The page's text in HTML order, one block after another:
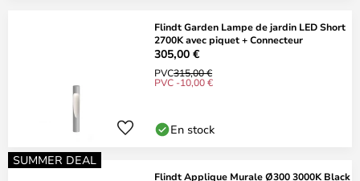
Flindt Garden Lampe de jardin LED Short
2700K avec piquet + Connecteur
305,00 €
PVC315,00 €
PVC -10,00 €
En stock
SUMMER DEAL
Flindt Applique Murale Ø300 3000K Black